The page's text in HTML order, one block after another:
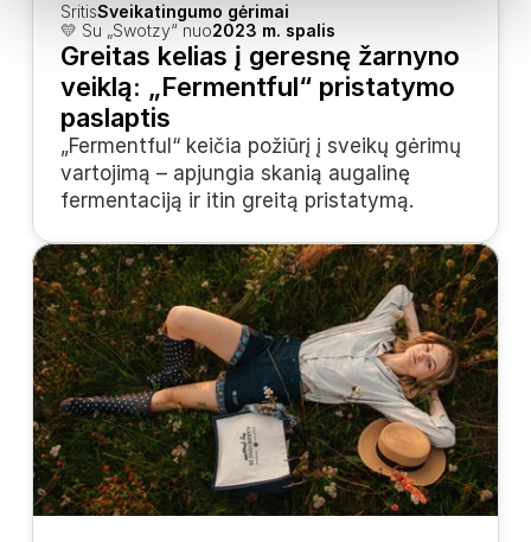
SritisSveikatingumo gėrimai
💛 Su „Swotzy“ nuo2023 m. spalis
Greitas kelias į geresnę žarnyno
veiklą: „Fermentful“ pristatymo
paslaptis
„Fermentful“ keičia požiūrį į sveikų gėrimų
vartojimą – apjungia skanią augalinę
fermentaciją ir itin greitą pristatymą.